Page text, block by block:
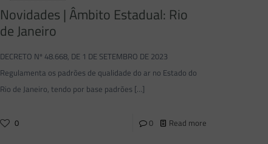
Novidades | Âmbito Estadual: Rio
de Janeiro
DECRETO Nº 48.668, DE 1 DE SETEMBRO DE 2023
Regulamenta os padrões de qualidade do ar no Estado do
Rio de Janeiro, tendo por base padrões […]
0 0 Read more